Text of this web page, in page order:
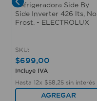
Refrigeradora Side By
Side Inverter 426 lts, No
Frost. - ELECTROLUX
SKU:
$699,00
Incluye IVA
Hasta 12x $58 25 sin interés
AGREGAR